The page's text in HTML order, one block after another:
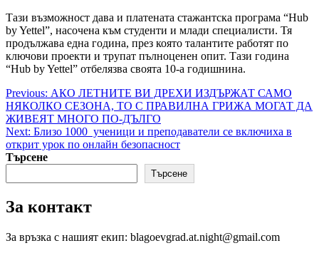
Тази възможност дава и платената стажантска програма “Hub
by Yettel”, насочена към студенти и млади специалисти. Тя
продължава една година, през която талантите работят по
ключови проекти и трупат пълноценен опит. Тази година
“Hub by Yettel” отбелязва своята 10-а годишнина.
Post
navigation
Previous: АКО ЛЕТНИТЕ ВИ ДРЕХИ ИЗДЪРЖАТ САМО
НЯКОЛКО СЕЗОНА, ТО С ПРАВИЛНА ГРИЖА МОГАТ ДА
ЖИВЕЯТ МНОГО ПО-ДЪЛГО
Next: Близо 1000 ученици и преподаватели се включиха в
открит урок по онлайн безопасност
Търсене
Търсене
За контакт
За връзка с нашият екип: blagoevgrad.at.night@gmail.com